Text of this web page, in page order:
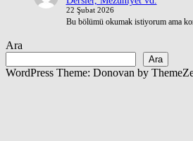
22 Şubat 2026
Bu bölümü okumak istiyorum ama
Ara
Ara
WordPress Theme: Donovan by